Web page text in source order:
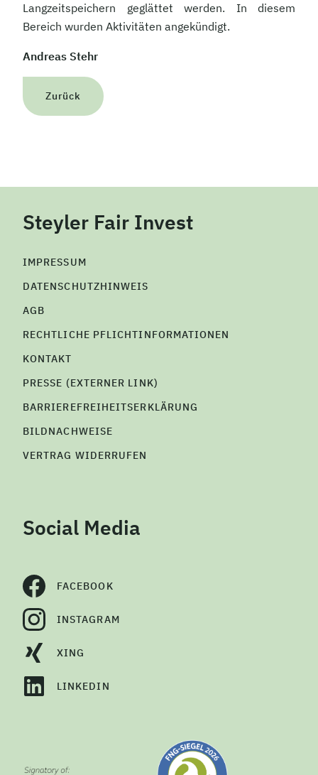
Langzeitspeichern geglättet werden. In diesem
Bereich wurden Aktivitäten angekündigt.
Andreas Stehr
Zurück
Steyler Fair Invest
IMPRESSUM
DATENSCHUTZHINWEIS
AGB
RECHTLICHE PFLICHTINFORMATIONEN
KONTAKT
PRESSE (EXTERNER LINK)
BARRIEREFREIHEITSERKLÄRUNG
BILDNACHWEISE
VERTRAG WIDERRUFEN
Social Media
FACEBOOK
INSTAGRAM
XING
LINKEDIN